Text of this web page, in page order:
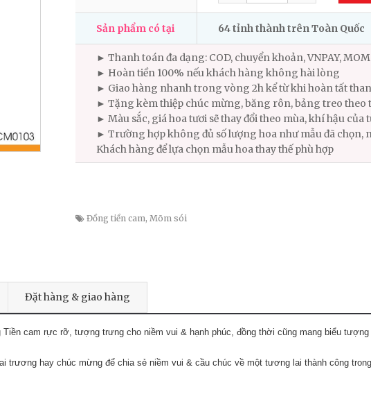
Sản phẩm có tại 64 tỉnh thành trên Toàn Quốc
► Thanh toán đa dạng: COD, chuyển khoản, VNPAY,
► Hoàn tiền 100% nếu khách hàng không hài lòng
► Giao hàng nhanh trong vòng 2h kể từ khi hoàn tất
► Tặng kèm thiệp chúc mừng, băng rôn, bảng treo theo
► Màu sắc, giá hoa tươi sẽ thay đổi theo mùa, khí hậu
► Trường hợp không đủ số lượng hoa như mẫu đã chọn,
Khách hàng để lựa chọn mẫu hoa thay thế phù hợp
Đồng tiền cam, Mõm sói
Đặt hàng & giao hàng
cam rực rỡ, tượng trưng cho niềm vui & hạnh phúc, đồng thời cũng mang biểu
trương hay chúc mừng để chia sẻ niềm vui & cầu chúc về một tương lai thành công